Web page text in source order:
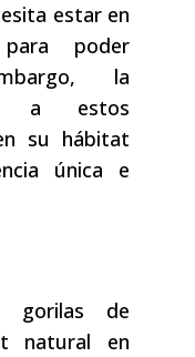
estar en
poder
la
a estos
su hábitat
única e
gorilas de
natural en